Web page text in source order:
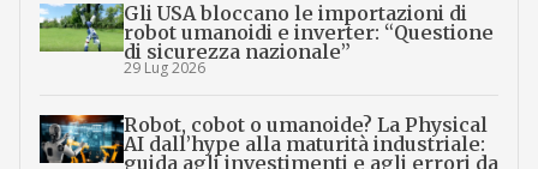
Gli USA bloccano le importazioni di
robot umanoidi e inverter: “Questione
di sicurezza nazionale”
29 Lug 2026
Robot, cobot o umanoide? La Physical
AI dall’hype alla maturità industriale:
guida agli investimenti e agli errori da